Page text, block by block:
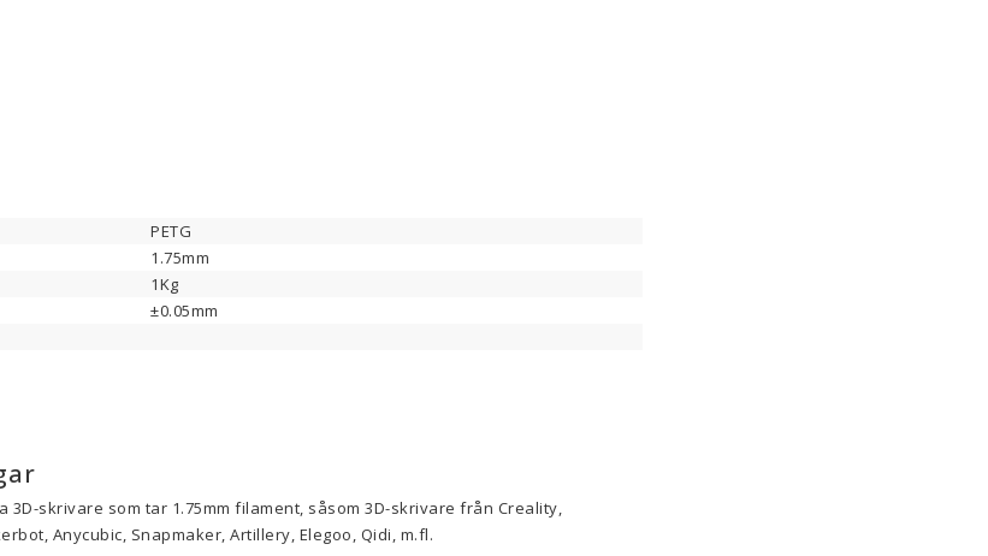
PETG
1.75mm
1Kg
±0.05mm
skrivare som tar 1.75mm filament, såsom 3D-skrivare från Creality,
Anycubic, Snapmaker, Artillery, Elegoo, Qidi, m.fl.